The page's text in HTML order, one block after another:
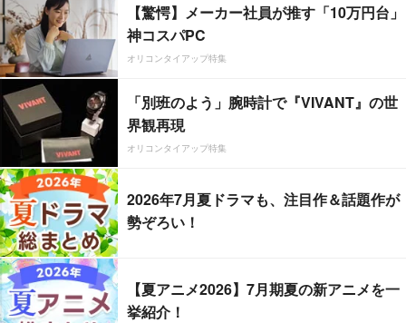
【驚愕】メーカー社員が推す「10万円台」
神コスパPC
オリコンタイアップ特集
「別班のよう」腕時計で『VIVANT』の世
界観再現
オリコンタイアップ特集
2026年7月夏ドラマも、注目作＆話題作が
勢ぞろい！
【夏アニメ2026】7月期夏の新アニメを一
挙紹介！